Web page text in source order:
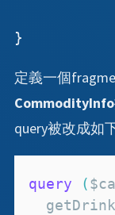
定義一個
CommodityInfo
query被改成如
query (
  getDrink